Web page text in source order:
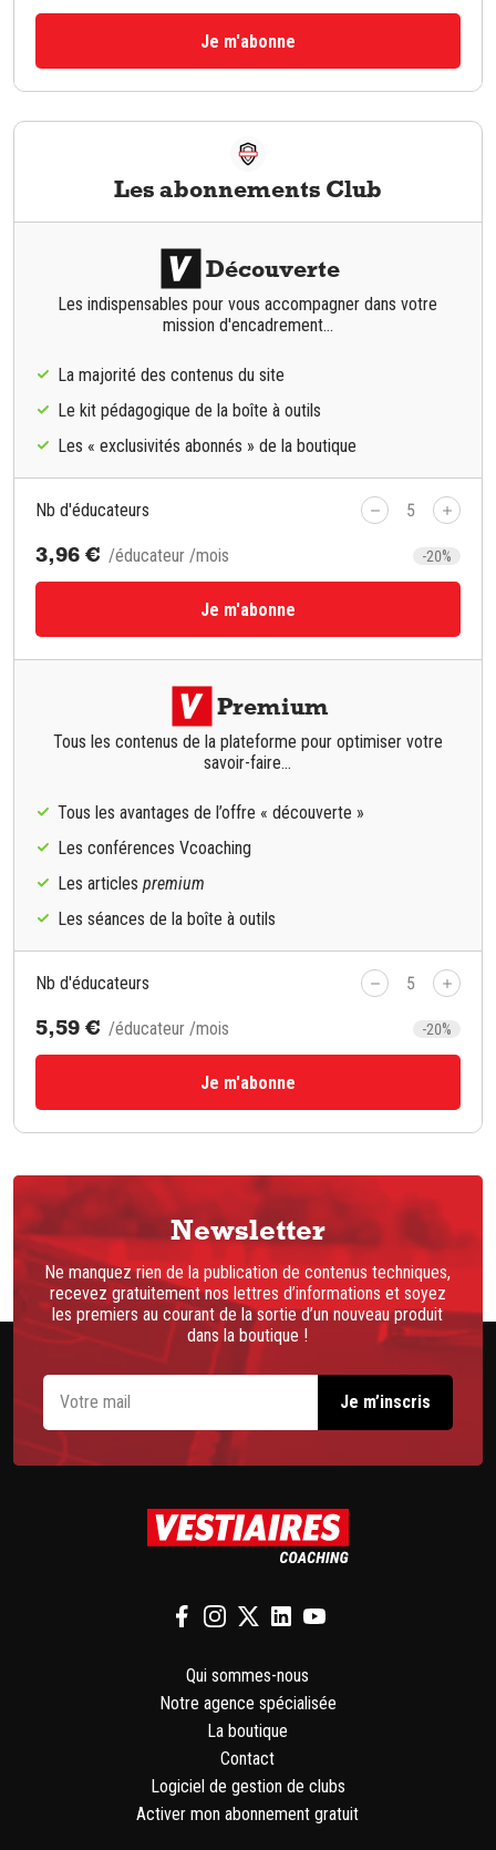
Je m'abonne
Les abonnements Club
Découverte
Les indispensables pour vous accompagner dans votre
mission d'encadrement...
La majorité des contenus du site
Le kit pédagogique de la boîte à outils
Les « exclusivités abonnés » de la boutique
Nb d'éducateurs 5
3,96 € /éducateur /mois -20%
Je m'abonne
Premium
Tous les contenus de la plateforme pour optimiser votre
savoir-faire...
Tous les avantages de l’offre « découverte »
Les conférences Vcoaching
Les articles premium
Les séances de la boîte à outils
Nb d'éducateurs 5
5,59 € /éducateur /mois -20%
Je m'abonne
Newsletter
Ne manquez rien de la publication de contenus techniques,
recevez gratuitement nos lettres d’informations et soyez
les premiers au courant de la sortie d’un nouveau produit
dans la boutique !
Qui sommes-nous
Notre agence spécialisée
La boutique
Contact
Logiciel de gestion de clubs
Activer mon abonnement gratuit